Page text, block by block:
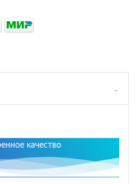
качество